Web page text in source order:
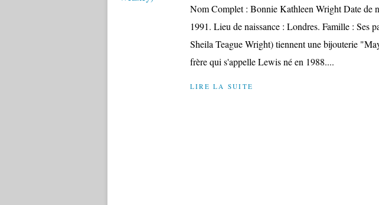
Nom Complet : Bonnie Kathleen Wright Date de
1991. Lieu de naissance : Londres. Famille : Ses
Sheila Teague Wright) tiennent une bijouterie
frère qui s'appelle Lewis né en 1988....
LIRE LA SUITE